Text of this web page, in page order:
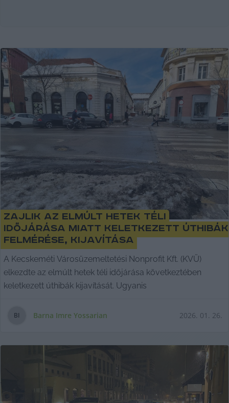
Zajlik az elmúlt hetek téli
időjárása miatt keletkezett úthibák
felmérése, kijavítása
A Kecskeméti Városüzemeltetési Nonprofit Kft. (KVÜ)
elkezdte az elmúlt hetek téli időjárása következtében
keletkezett úthibák kijavítását. Ugyanis
BI Barna Imre Yossarian 2026. 01. 26.